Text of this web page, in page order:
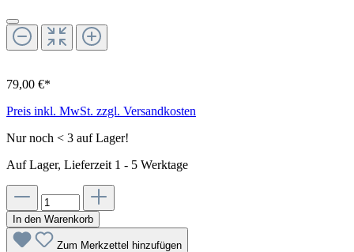
79,00 €*
Preis inkl. MwSt. zzgl. Versandkosten
Nur noch < 3 auf Lager!
Auf Lager, Lieferzeit 1 - 5 Werktage
In den Warenkorb
Zum Merkzettel hinzufügen